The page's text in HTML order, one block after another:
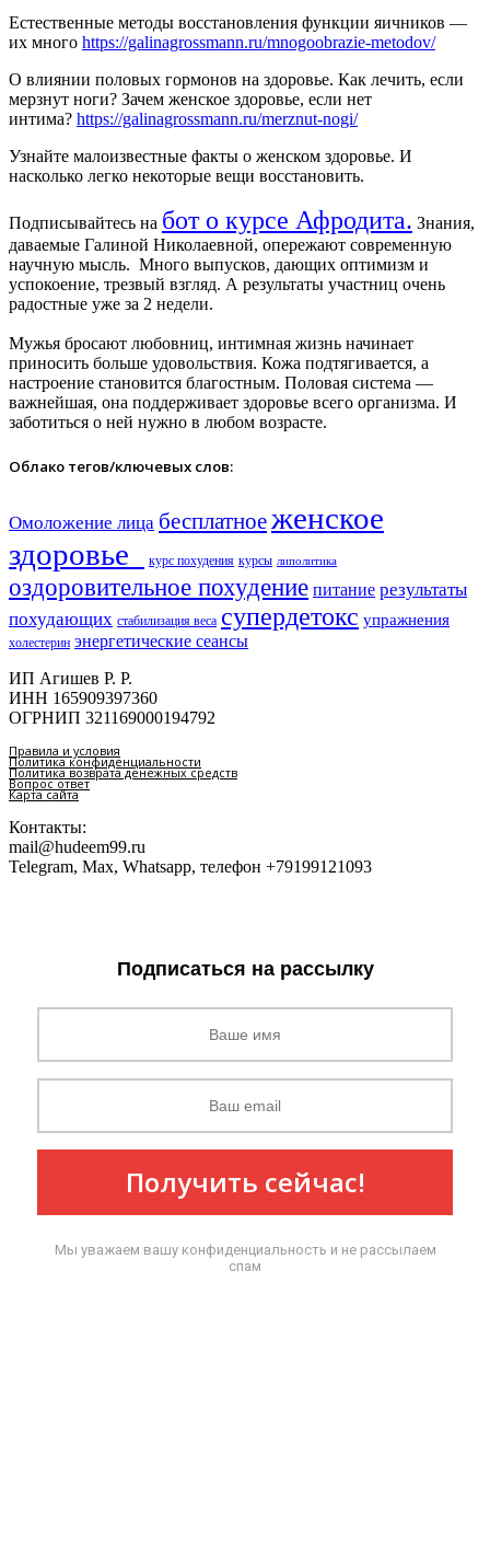
Естественные методы восстановления функции яичников —
их много https://galinagrossmann.ru/mnogoobrazie-metodov/
О влиянии половых гормонов на здоровье. Как лечить, если
мерзнут ноги? Зачем женское здоровье, если нет
интима? https://galinagrossmann.ru/merznut-nogi/
Узнайте малоизвестные факты о женском здоровье. И
насколько легко некоторые вещи восстановить.
Подписывайтесь на бот о курсе Афродита. Знания,
даваемые Галиной Николаевной, опережают современную
научную мысль. Много выпусков, дающих оптимизм и
успокоение, трезвый взгляд. А результаты участниц очень
радостные уже за 2 недели.
Мужья бросают любовниц, интимная жизнь начинает
приносить больше удовольствия. Кожа подтягивается, а
настроение становится благостным. Половая система —
важнейшая, она поддерживает здоровье всего организма. И
заботиться о ней нужно в любом возрасте.
Облако тегов/ключевых слов:
Омоложение лица бесплатноеженское
здоровье​
курс похудения курсы липолитика
оздоровительное похудение питание результаты
похудающих стабилизация веса супердетокс упражнения
холестерин энергетические сеансы
ИП Агишев Р. Р.
ИНН 165909397360
ОГРНИП 321169000194792
Правила и условия
Политика конфиденциальности
Политика возврата денежных средств
Вопрос ответ
Карта сайта
Контакты:
mail@hudeem99.ru
Telegram, Max, Whatsapp, телефон +79199121093
Подписаться на рассылку
Получить сейчас!
Мы уважаем вашу конфиденциальность и не рассылаем
спам